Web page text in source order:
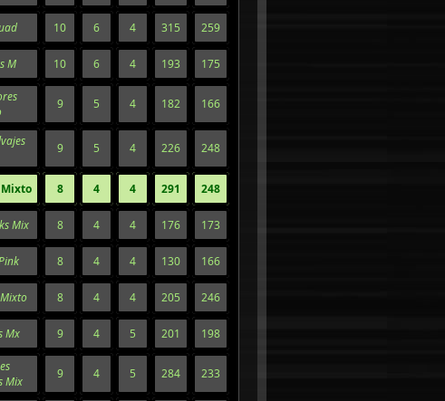
10 6 4 315 259
M 10 6 4 193 175
9 5 4 182 166
9 5 4 226 248
8 4 4 291 248
Mix 8 4 4 176 173
8 4 4 130 166
8 4 4 205 246
Mx 9 4 5 201 198
Mix
9 4 5 284 233